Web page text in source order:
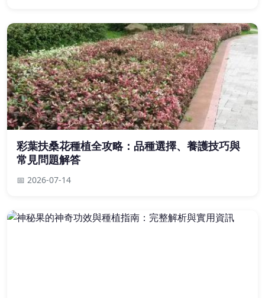
彩葉扶桑花種植全攻略：品種選擇、養護技巧與
常見問題解答
📅 2026-07-14